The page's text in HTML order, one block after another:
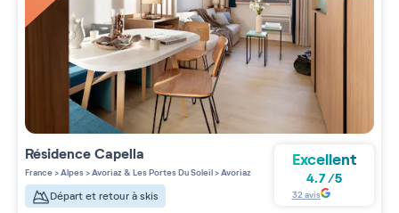
RésidenceCapella
France>Alpes>Avoriaz & Les Portes Du Soleil>Avoriaz
Départ et retour à skis
Excellent
4.7/5
32 avis